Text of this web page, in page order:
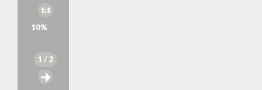
10%
1 / 2